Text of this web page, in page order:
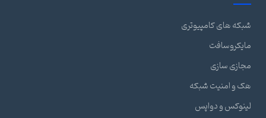
شبکه های کامپیوتری
مایکروسافت
مجازی سازی
هک و امنیت شبکه
لینوکس و دواپس